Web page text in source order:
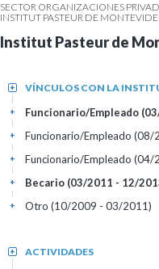
SECTOR ORGANIZACIONES
INSTITUT PASTEUR DE
Institut Pasteur de
VÍNCULOS CON LA
+
Funcionario/Empleado
+
Funcionario/Empleado
+
Funcionario/Empleado
+
Becario (03/2011 - 12/
+
Otro (10/2009 - 03/2011)
+
ACTIVIDADES
+